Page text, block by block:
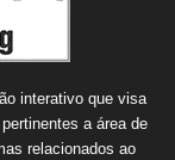
interativo que visa
a área de
relacionados ao